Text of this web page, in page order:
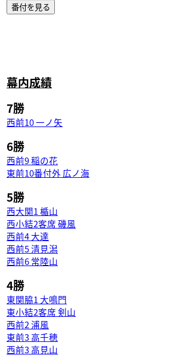
幕内成績
7勝
西前10 一ノ矢
6勝
西前9 稲の花
東前10番付外 広ノ海
5勝
西大関1 楯山
西小結2客席 磯風
西前4 大達
西前5 清見潟
西前6 常陸山
4勝
東関脇1 大鳴門
東小結2客席 剣山
西前2 浦風
東前3 高千穂
西前3 高見山